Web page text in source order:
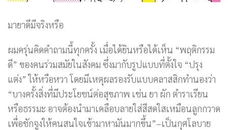
มายาดีมีจริงหรือ
ผมครุ่นคิดคำถามนี้ทุกครั้ง เมื่อได้ยินหรือได้เห็น “พฤติกรรม
ดี” ของคนร่วมสมัยในสังคม ซึ่งมากับรูปแบบที่ตั้งใจ “ปรุง
แต่ง” ให้หวือหวา โดยมีเหตุผลรองรับแบบคลาสสิกทำนองว่า
“บางครั้งสิ่งที่มีประโยชน์ต่อสุขภาพ เช่น ยา ผัก ตำราเรียน
หรือธรรมะ อาจต้องนำมาเคลือบลายใส่สีสดใสเหมือนลูกกวาด
เพื่อชักจูงให้คนสนใจเข้ามาหามันมากขึ้น”–เป็นกุศโลบาย